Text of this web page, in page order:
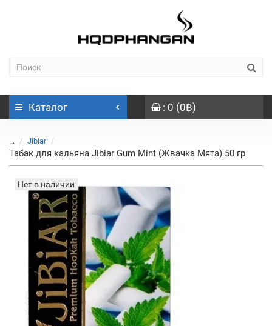
Каталог : 0 (0฿)
... Jibiar
Табак для кальяна Jibiar Gum Mint (Жвачка Мята) 50 гр
Нет в наличии